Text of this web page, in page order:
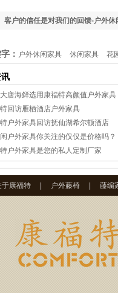
客户的信任是对我们的回馈-户外休
： 户外休闲家具 休闲家具 花
唐海鲜选用康福特高颜值户外家具
回访雁栖酒店户外家具
户外家具回访抚仙湖希尔顿酒店
户外家具你关注的仅仅是价格吗？
户外家具是您的私人定制厂家
于康福特 户外藤椅 藤编